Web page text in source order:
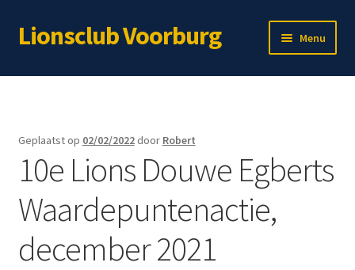
Ga
door
Ga
naar
Lionsclub Voorburg Menu
Home
Lid worden?
Immateriële projecten
Materiële projecten
Geplaatst op 02/02/2022 door Robert
10e Lions Douwe Egberts
Waardepuntenactie,
december 2021